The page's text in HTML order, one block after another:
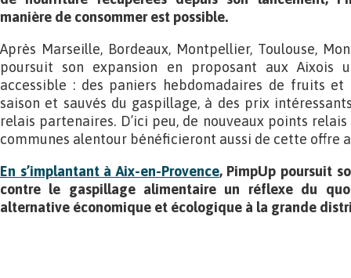
manière de consommer est possible.
Après Marseille, Bordeaux, Montpellier, Toulouse,
poursuit son expansion en proposant aux Aixois
accessible : des paniers hebdomadaires de fruits et
saison et sauvés du gaspillage, à des prix
relais partenaires. D’ici peu, de nouveaux points
communes alentour bénéficieront aussi de cette offre
En s’implantant à Aix-en-Provence, PimpUp poursuit
contre le gaspillage alimentaire un réflexe du
alternative économique et écologique à la grande